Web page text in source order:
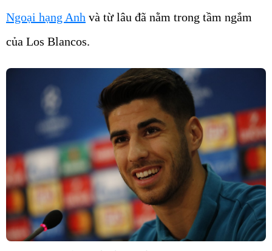
Ngoại hạng Anh và từ lâu đã nằm trong tầm ngắm
của Los Blancos.